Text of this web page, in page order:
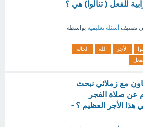
للفعل ( تنالوا) هي ؟
تصنيف أسئلة تعليمية بواسطة
الأجر الله
الحالة
مع زملائي نبحث
عن صلاة الفجر
هذا الأجر العظيم ؟ -